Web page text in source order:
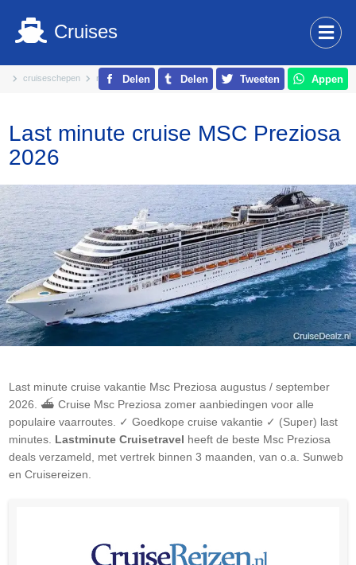
cruiseschepen msc cruises msc preziosa
Cruises
Last minute cruise MSC Preziosa
2026
Delen Delen Tweeten Appen
Last minute cruise vakantie Msc Preziosa augustus / september
2026. ⛴ Cruise Msc Preziosa zomer aanbiedingen voor alle
populaire vaarroutes. ✓ Goedkope cruise vakantie ✓ (Super) last
minutes. Lastminute Cruisetravel heeft de beste Msc Preziosa
deals verzameld, met vertrek binnen 3 maanden, van o.a. Sunweb
en Cruisereizen.